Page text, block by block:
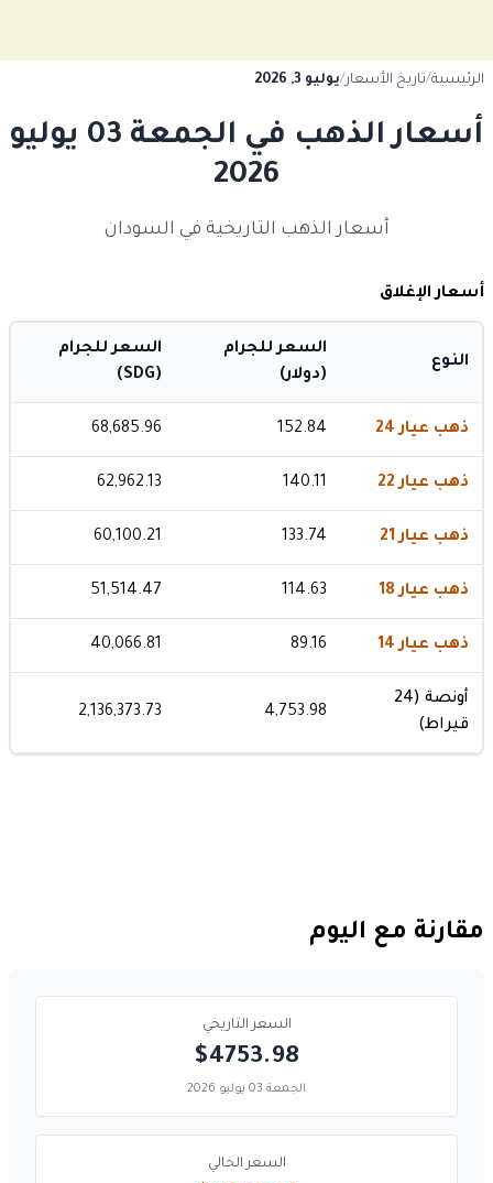
الرئيسية/تاريخ الأسعار/يوليو 3, 2026
أسعار الذهب في الجمعة 03 يوليو
2026
أسعار الذهب التاريخية في السودان
أسعار الإغلاق
النوع
السعر للجرام
(دولار)
السعر للجرام
(SDG)
ذهب عيار 24 152.84
68,685.96
ذهب عيار 22 140.11
62,962.13
ذهب عيار 21 133.74
60,100.21
ذهب عيار 18 114.63
51,514.47
ذهب عيار 14 89.16
40,066.81
أونصة (24
قيراط)
4,753.98
2,136,373.73
مقارنة مع اليوم
السعر التاريخي
$4753.98
الجمعة 03 يوليو 2026
السعر الحالي